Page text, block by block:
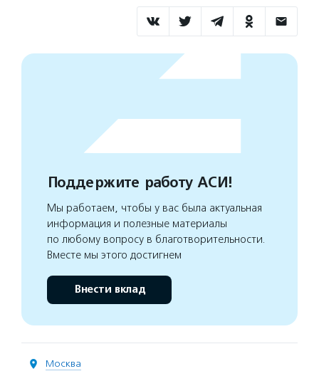
Поддержите работу АСИ!
Мы работаем, чтобы у вас была актуальная
информация и полезные материалы
по любому вопросу в благотворительности.
Вместе мы этого достигнем
Внести вклад
Москва